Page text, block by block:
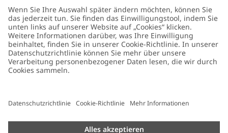
FAQ
Barrierefreiheit
Datenschutzrichtlinie
Cookie-Richtlinie
Größenratgeber
Über Newbie
Nachhaltigkeit
Impressum
Presse
Germany Standort ändern
Cookies